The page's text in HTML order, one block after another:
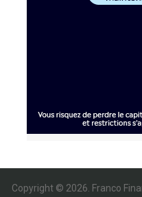
Copyright © 2026. Franco